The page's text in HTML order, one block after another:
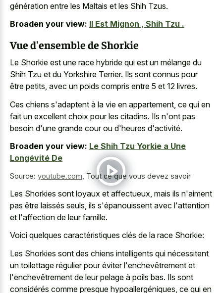
génération entre les Maltais et les Shih Tzus.
Broaden your view: Il Est Mignon , Shih Tzu .
Vue d'ensemble de Shorkie
Le Shorkie est une race hybride qui est un mélange du
Shih Tzu et du Yorkshire Terrier. Ils sont connus pour
être petits, avec un poids compris entre 5 et 12 livres.
Ces chiens s'adaptent à la vie en appartement, ce qui en
fait un excellent choix pour les citadins. Ils n'ont pas
besoin d'une grande cour ou d'heures d'activité.
Broaden your view: Le Shih Tzu Yorkie a Une
Longévité De
Source: youtube.com Tout ce que vous devez savoir
Les Shorkies sont loyaux et affectueux, mais ils n'aiment
pas être laissés seuls, ils s'épanouissent avec l'attention
et l'affection de leur famille.
Voici quelques caractéristiques clés de la race Shorkie:
Les Shorkies sont des chiens intelligents qui nécessitent
un toilettage régulier pour éviter l'enchevêtrement et
l'enchevêtrement de leur pelage à poils bas. Ils sont
considérés comme presque hypoallergéniques, ce qui en